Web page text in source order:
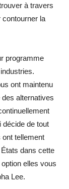
à travers
contourner la
programme
ont maintenu
alternatives
décide de tout
ont tellement
dans cette
elles vous
Lee.